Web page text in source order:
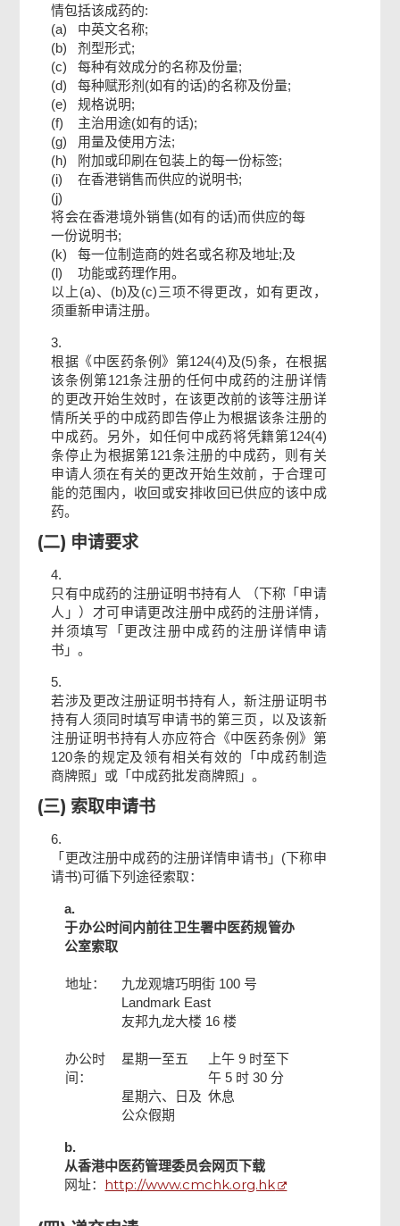
情包括该成药的:
(a)
中英文名称;
(b)
剂型形式;
(c)
每种有效成分的名称及份量;
(d)
每种赋形剂(如有的话)的名称及份量;
(e)
规格说明;
(f)
主治用途(如有的话);
(g)
用量及使用方法;
(h)
附加或印刷在包装上的每一份标签;
(i)
在香港销售而供应的说明书;
(j)
将会在香港境外销售(如有的话)而供应的每
一份说明书;
(k)
每一位制造商的姓名或名称及地址;及
(l)
功能或药理作用。
以上(a)、(b)及(c)三项不得更改，如有更改，
须重新申请注册。
3.
根据《中医药条例》第124(4)及(5)条，在根据
该条例第121条注册的任何中成药的注册详情
的更改开始生效时，在该更改前的该等注册详
情所关乎的中成药即告停止为根据该条注册的
中成药。另外，如任何中成药将凭籍第124(4)
条停止为根据第121条注册的中成药，则有关
申请人须在有关的更改开始生效前，于合理可
能的范围内，收回或安排收回已供应的该中成
药。
(二) 申请要求
4.
只有中成药的注册证明书持有人 （下称「申请
人」）才可申请更改注册中成药的注册详情，
并须填写「更改注册中成药的注册详情申请
书」。
5.
若涉及更改注册证明书持有人，新注册证明书
持有人须同时填写申请书的第三页，以及该新
注册证明书持有人亦应符合《中医药条例》第
120条的规定及领有相关有效的「中成药制造
商牌照」或「中成药批发商牌照」。
(三) 索取申请书
6.
「更改注册中成药的注册详情申请书」(下称申
请书)可循下列途径索取：
a.
于办公时间内前往卫生署中医药规管办
公室索取
地址：
九龙观塘巧明街 100 号
Landmark East
友邦九龙大楼 16 楼
办公时
间：
星期一至五
上午 9 时至下
午 5 时 30 分
星期六、日及
公众假期
休息
b.
从香港中医药管理委员会网页下载
网址： http://www.cmchk.org.hk